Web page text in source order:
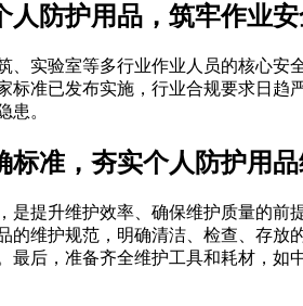
人防护用品，筑牢作业
、实验室等多行业作业人员的核心
标准已发布实施，行业合规要求日
患。
标准，夯实个人防护用
是提升维护效率、确保维护质量的
的维护规范，明确清洁、检查、存
最后，准备齐全维护工具和耗材，